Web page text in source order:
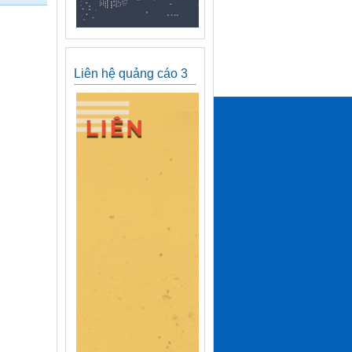
Liên hệ quảng cáo 3